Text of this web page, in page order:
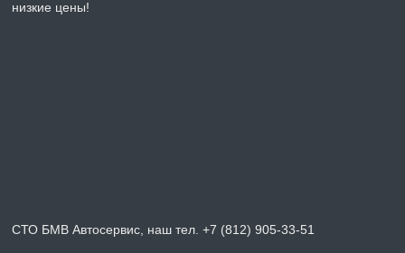
низкие цены!
СТО БМВ Автосервис, наш тел. +7 (812) 905-33-51